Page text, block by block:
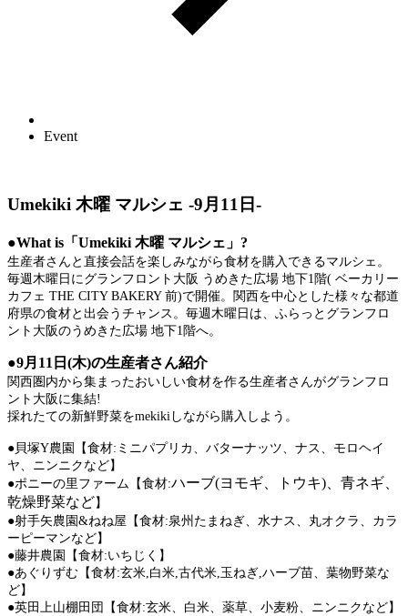
Event
Umekiki 木曜 マルシェ -9月11日-
●What is「Umekiki 木曜 マルシェ」?
生産者さんと直接会話を楽しみながら食材を購入できるマルシェ。
毎週木曜日にグランフロント大阪 うめきた広場 地下1階( ベーカリー
カフェ THE CITY BAKERY 前)で開催。関西を中心とした様々な都道
府県の食材と出会うチャンス。毎週木曜日は、ふらっとグランフロ
ント大阪のうめきた広場 地下1階へ。
●9月11日(木)の生産者さん紹介
関西圏内から集まったおいしい食材を作る生産者さんがグランフロ
ント大阪に集結!
採れたての新鮮野菜をmekikiしながら購入しよう。
●貝塚Y農園【食材:ミニパプリカ、バターナッツ、ナス、モロヘイ
ヤ、ニンニクなど​】
●ポニーの里ファーム【食材:ハーブ(ヨモギ、トウキ)、青ネギ、
乾燥野菜など】
●射手矢農園&ねね屋【食材:泉州たまねぎ、水ナス、丸オクラ、カラ
ーピーマンなど】
●藤井農園【食材:いちじく】
●あぐりずむ【食材:玄米,白米,古代米,玉ねぎ,ハーブ苗、葉物野菜な
ど】
●英田上山棚田団【食材:玄米、白米、薬草、小麦粉、ニンニクなど】